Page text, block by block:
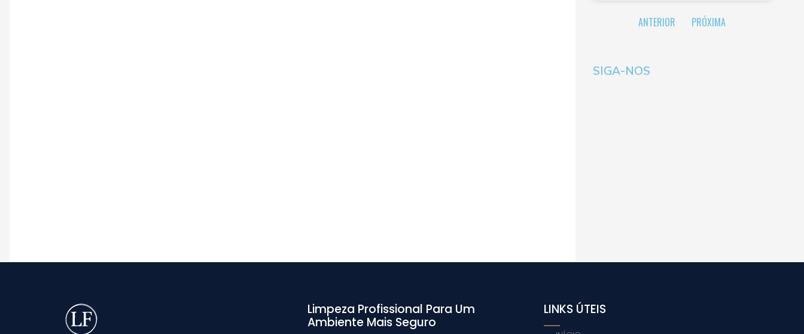
ANTERIOR PRÓXIMA
SIGA-NOS
Limpeza Profissional Para Um
Ambiente Mais Seguro
LINKS ÚTEIS